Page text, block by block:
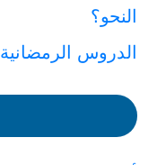
النحو؟
الدروس الرمضانية 1442